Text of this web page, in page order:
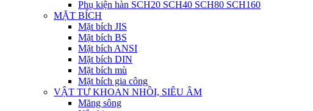
Phụ kiện hàn SCH20 SCH40 SCH80 SCH160
MẶT BÍCH
Mặt bích JIS
Mặt bích BS
Mặt bích ANSI
Mặt bích DIN
Mặt bích mù
Mặt bích gia công
VẬT TƯ KHOAN NHỒI, SIÊU ÂM
Măng sông